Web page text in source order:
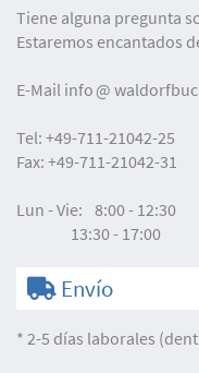
Tiene alguna pregunta
Estaremos encantados
E-Mail info
Tel: +49-711-21042-25
Fax: +49-711-21042-31
Lun - Vie: 8:00 - 12:30
13:30 - 17:00
Envío
* 2-5 días laborales